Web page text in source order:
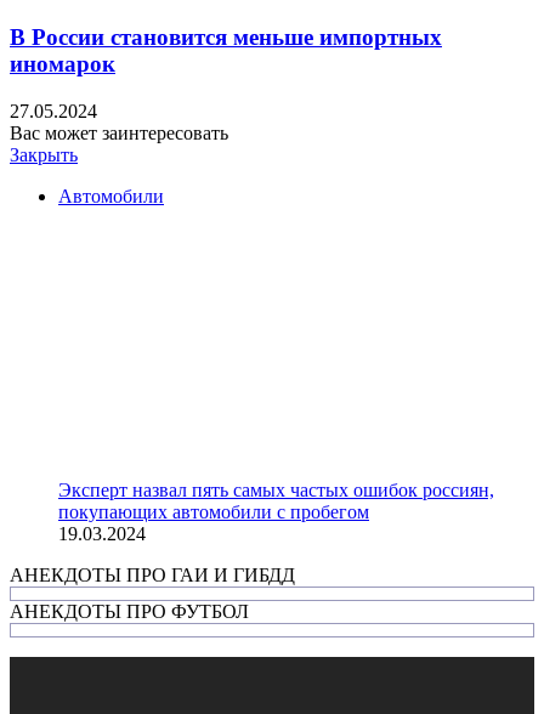
В России становится меньше импортных
иномарок
27.05.2024
Вас может заинтересовать
Закрыть
Автомобили
Эксперт назвал пять самых частых ошибок россиян,
покупающих автомобили с пробегом
19.03.2024
АНЕКДОТЫ ПРО ГАИ И ГИБДД
АНЕКДОТЫ ПРО ФУТБОЛ